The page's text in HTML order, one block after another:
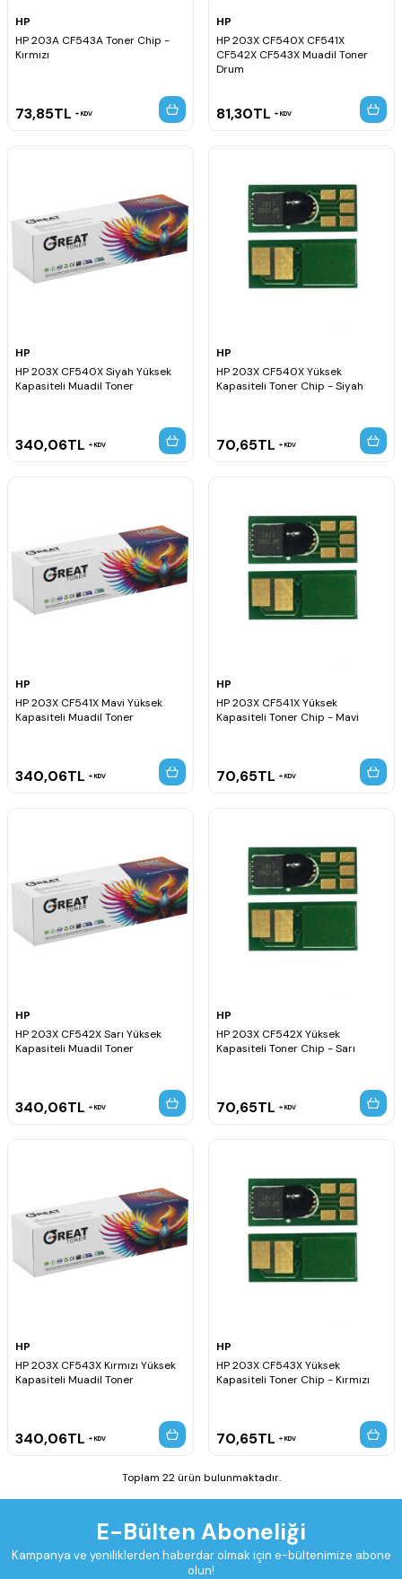
HP
HP 203A CF543A Toner Chip -
Kırmızı
73,85TL KDV
HP
HP 203X CF540X CF541X
CF542X CF543X Muadil Toner
Drum
81,30TL KDV
HP
HP 203X CF540X Siyah Yüksek
Kapasiteli Muadil Toner
340,06TL KDV
HP
HP 203X CF540X Yüksek
Kapasiteli Toner Chip - Siyah
70,65TL KDV
HP
HP 203X CF541X Mavi Yüksek
Kapasiteli Muadil Toner
340,06TL KDV
HP
HP 203X CF541X Yüksek
Kapasiteli Toner Chip - Mavi
70,65TL KDV
HP
HP 203X CF542X Sarı Yüksek
Kapasiteli Muadil Toner
340,06TL KDV
HP
HP 203X CF542X Yüksek
Kapasiteli Toner Chip - Sarı
70,65TL KDV
HP
HP 203X CF543X Kırmızı Yüksek
Kapasiteli Muadil Toner
340,06TL KDV
HP
HP 203X CF543X Yüksek
Kapasiteli Toner Chip - Kırmızı
70,65TL KDV
Toplam 22 ürün bulunmaktadır.
E-Bülten Aboneliği
Kampanya ve yeniliklerden haberdar olmak için e-bültenimize abone
olun!